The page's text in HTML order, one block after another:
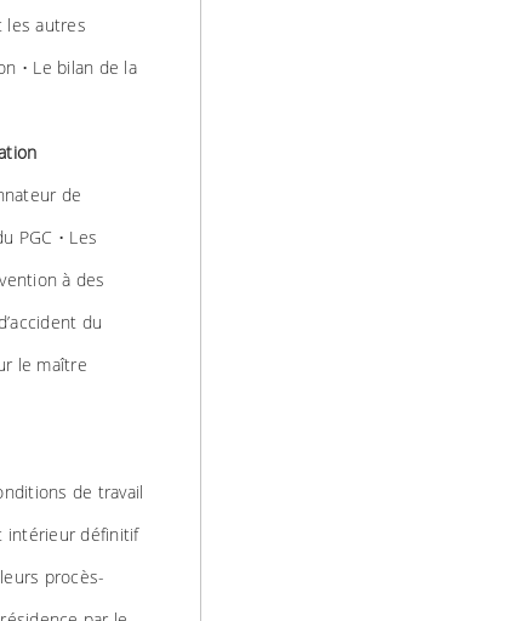
les autres
• Le bilan de la
de
PGC • Les
à des
du
le maître
de travail
intérieur définitif
procès-